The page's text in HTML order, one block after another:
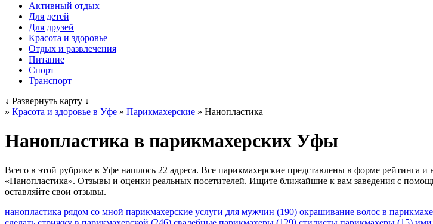
Активный отдых
Для детей
Для друзей
Красота и здоровье
Отдых и развлечения
Питание
Спорт
Транспорт
↓ Развернуть карту ↓
» Красота и здоровье в Уфе » Парикмахерские » Нанопластика
Нанопластика в парикмахерских Уфы
Всего в этой рубрике в Уфе нашлось 22 адреса. Все парикмахерские представлены в форме рейтинга
«Нанопластика». Отзывы и оценки реальных посетителей. Ищите ближайшие к вам заведения с
оставляйте свои отзывы.
нанопластика рядом со мной парикмахерские услуги для мужчин (190) окрашивание волос в